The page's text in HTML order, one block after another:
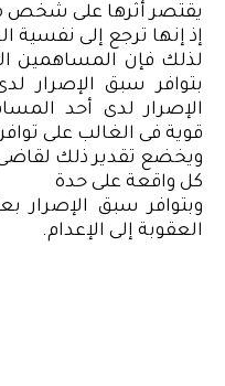
يقتصر أثرها على شخص
إذ إنها ترجع إلى نفسية
لذلك فإن المساهمين
بتوافر سبق الإصرار
الإصرار لدى أحد
قوية فى الغالب على
ويخضع تقدير ذلك
كل واقعة على حدة
وبتوافر سبق الإصرار
العقوبة إلى الإعدام.